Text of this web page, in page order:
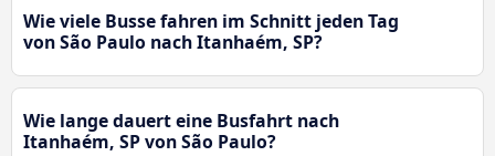
Wie viele Busse fahren im Schnitt jeden Tag
von São Paulo nach Itanhaém, SP?
Wie lange dauert eine Busfahrt nach
Itanhaém, SP von São Paulo?